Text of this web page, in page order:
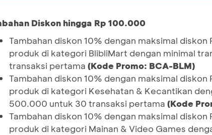
Diskon hingga Rp 100.000
Tambahan diskon 10% dengan maksimal
produk di kategori BlibliMart dengan minimal
transaksi pertama (Kode Promo: BCA-BLM)
Tambahan diskon 10% dengan maksimal
produk di kategori Kesehatan & Kecantikan
500.000 untuk 30 transaksi pertama (Kode
Tambahan diskon 10% dengan maksimal
produk di kategori Mainan & Video Games